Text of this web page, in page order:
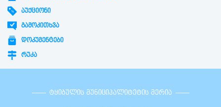
ᲐᲣᲥᲪᲘᲝᲜᲘ
ᲒᲐᲛᲝᲙᲘᲗᲮᲕᲐ
ᲓᲝᲙᲣᲛᲔᲜᲢᲔᲑᲘ
ᲠᲣᲙᲐ
ᲢᲧᲘᲑᲣᲚᲘᲡ ᲛᲣᲜᲘᲪᲘᲞᲐᲚᲘᲢᲔᲢᲘᲡ ᲛᲔᲠᲘᲐ